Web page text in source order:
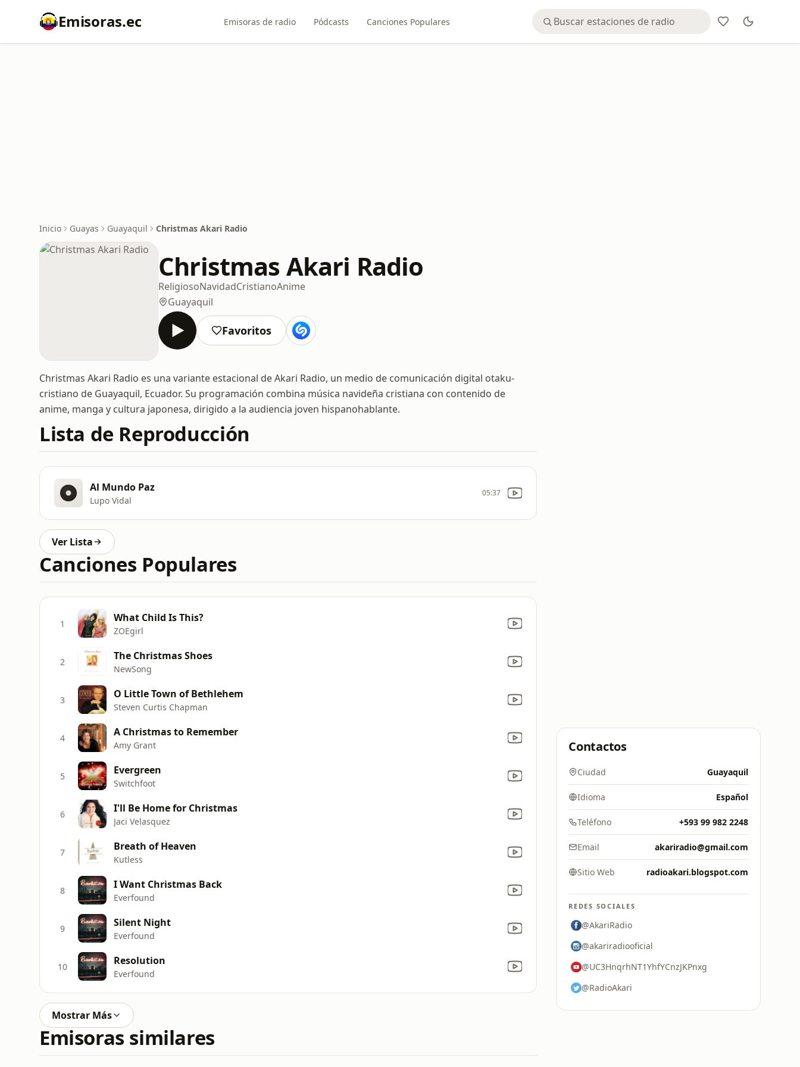
Emisoras.ec Emisoras de radio Pódcasts Canciones Populares
Inicio Guayas Guayaquil Christmas Akari Radio
Christmas Akari Radio
ReligiosoNavidadCristianoAnime
Guayaquil
Favoritos
Christmas Akari Radio es una variante estacional de Akari Radio, un medio de comunicación digital otaku-
cristiano de Guayaquil, Ecuador. Su programación combina música navideña cristiana con contenido de
anime, manga y cultura japonesa, dirigido a la audiencia joven hispanohablante.
Lista de Reproducción
Al Mundo Paz
Lupo Vidal
05:37
Ver Lista
Canciones Populares
1 What Child Is This?
ZOEgirl
2 The Christmas Shoes
NewSong
3 O Little Town of Bethlehem
Steven Curtis Chapman
4 A Christmas to Remember
Amy Grant
5 Evergreen
Switchfoot
6 I'll Be Home for Christmas
Jaci Velasquez
7 Breath of Heaven
Kutless
8 I Want Christmas Back
Everfound
9 Silent Night
Everfound
10 Resolution
Everfound
Mostrar Más
Emisoras similares
Contactos
Ciudad Guayaquil
Idioma Español
Teléfono +593 99 982 2248
Email akariradio@gmail.com
Sitio Web radioakari.blogspot.com
REDES SOCIALES
@AkariRadio
@akariradiooficial
@UC3HnqrhNT1YhfYCnzJKPnxg
@RadioAkari